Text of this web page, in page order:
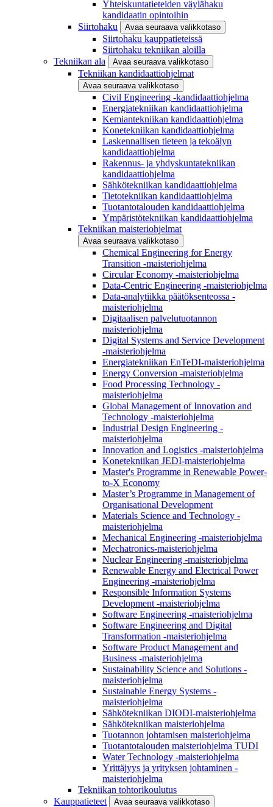
Yhteiskuntatieteiden väylähaku
kandidaatin opintoihin
Siirtohaku
Avaa seuraava valikkotaso
Siirtohaku kauppatieteissä
Siirtohaku tekniikan aloilla
Tekniikan ala
Avaa seuraava valikkotaso
Tekniikan kandidaattiohjelmat
Avaa seuraava valikkotaso
Civil Engineering -kandidaattiohjelma
Energiatekniikan kandidaattiohjelma
Kemiantekniikan kandidaattiohjelma
Konetekniikan kandidaattiohjelma
Laskennallisen tieteen ja tekoälyn
kandidaattiohjelma
Rakennus- ja yhdyskuntatekniikan
kandidaattiohjelma
Sähkötekniikan kandidaattiohjelma
Tietotekniikan kandidaattiohjelma
Tuotantotalouden kandidaattiohjelma
Ympäristötekniikan kandidaattiohjelma
Tekniikan maisteriohjelmat
Avaa seuraava valikkotaso
Chemical Engineering for Energy
Transition -maisteriohjelma
Circular Economy -maisteriohjelma
Data-Centric Engineering -maisteriohjelma
Data-analytiikka päätöksenteossa -
maisteriohjelma
Digitaalisen palvelutuotannon
maisteriohjelma
Digital Systems and Service Development
-maisteriohjelma
Energiatekniikan EnTeDI-maisteriohjelma
Energy Conversion -maisteriohjelma
Food Processing Technology -
maisteriohjelma
Global Management of Innovation and
Technology -maisteriohjelma
Industrial Design Engineering -
maisteriohjelma
Innovation and Logistics -maisteriohjelma
Konetekniikan JEDI-maisteriohjelma
Master's Programme in Renewable Power-
to-X Economy
Master’s Programme in Management of
Organisational Development
Materials Science and Technology -
maisteriohjelma
Mechanical Engineering -maisteriohjelma
Mechatronics-maisteriohjelma
Nuclear Engineering -maisteriohjelma
Renewable Energy and Electrical Power
Engineering -maisteriohjelma
Responsible Information Systems
Development -maisteriohjelma
Software Engineering -maisteriohjelma
Software Engineering and Digital
Transformation -maisteriohjelma
Software Product Management and
Business -maisteriohjelma
Sustainability Science and Solutions -
maisteriohjelma
Sustainable Energy Systems -
maisteriohjelma
Sähkötekniikan DIODI-maisteriohjelma
Sähkötekniikan maisteriohjelma
Tuotannon johtamisen maisteriohjelma
Tuotantotalouden maisteriohjelma TUDI
Water Technology -maisteriohjelma
Yrittäjyys ja yrityksen johtaminen -
maisteriohjelma
Tekniikan tohtorikoulutus
Kauppatieteet
Avaa seuraava valikkotaso